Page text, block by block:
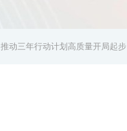
推动三年行动计划高质量开局起步